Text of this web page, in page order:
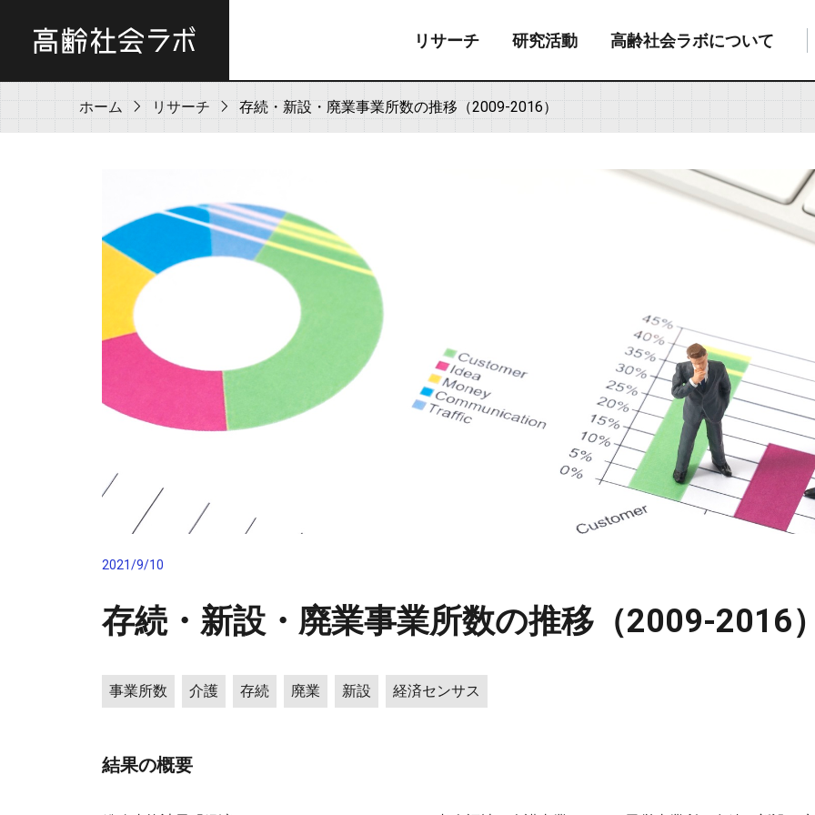
リサーチ 研究活動 高齢社会ラボについて
ホーム リサーチ 存続・新設・廃業事業所数の推移（2009-2016）
2021/9/10
存続・新設・廃業事業所数の推移（2009-2016
事業所数 介護 存続 廃業 新設 経済センサス
結果の概要